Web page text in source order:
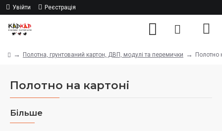
Увійти Реєстрація
Полотна, грунтований картон, ДВП, модулі та перемички Полотно
Полотно на картоні
Більше